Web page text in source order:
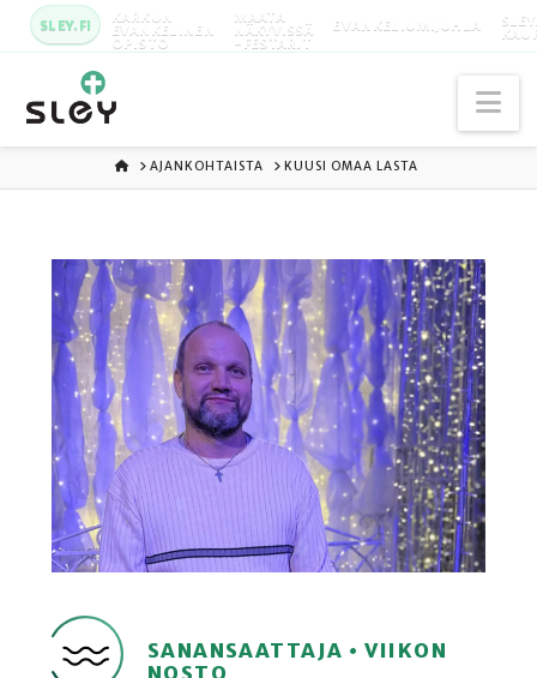
SLEY.FI KARKUN
EVANKELINEN
OPISTO
MAATA
NÄKYVISSÄ
-FESTARIT
EVANKELIUMIJUHLA
ETUSIVU
AJANKOHTAISTA KUUSI OMAA LASTA
SANANSAATTAJA • VIIKON